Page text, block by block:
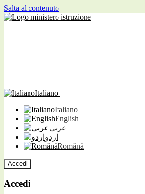
Salta al contenuto
Italiano
Italiano
English
عربى
اردو
Română
Accedi
Accedi